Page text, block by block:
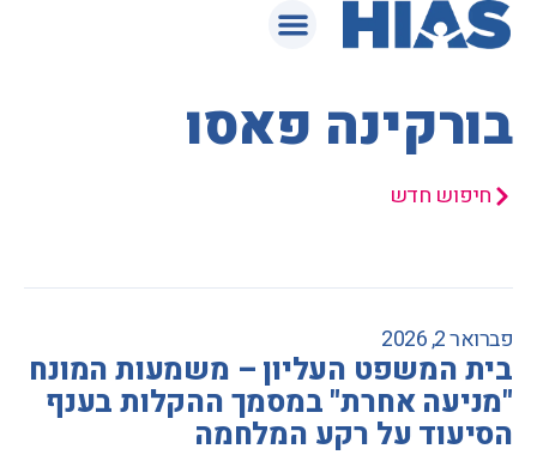
בורקינה פאסו
חיפוש חדש
פברואר 2, 2026
בית המשפט העליון – משמעות המונח
"מניעה אחרת" במסמך ההקלות בענף
הסיעוד על רקע המלחמה